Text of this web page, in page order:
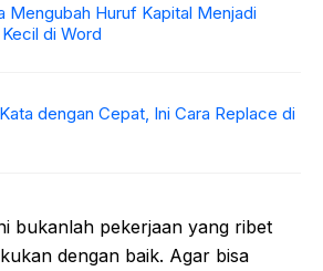
Mengubah Huruf Kapital Menjadi
di Word
dengan Cepat, Ini Cara Replace di
bukanlah pekerjaan yang ribet
dengan baik. Agar bisa